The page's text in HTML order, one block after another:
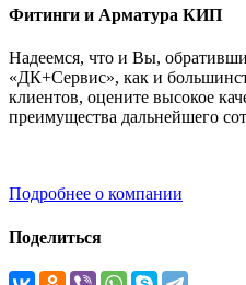
Фитинги и Арматура КИП
Надеемся, что и Вы,
«ДК+Сервис», как и
клиентов, оцените высокое
преимущества дальнейшего
Подробнее о компании
Поделиться